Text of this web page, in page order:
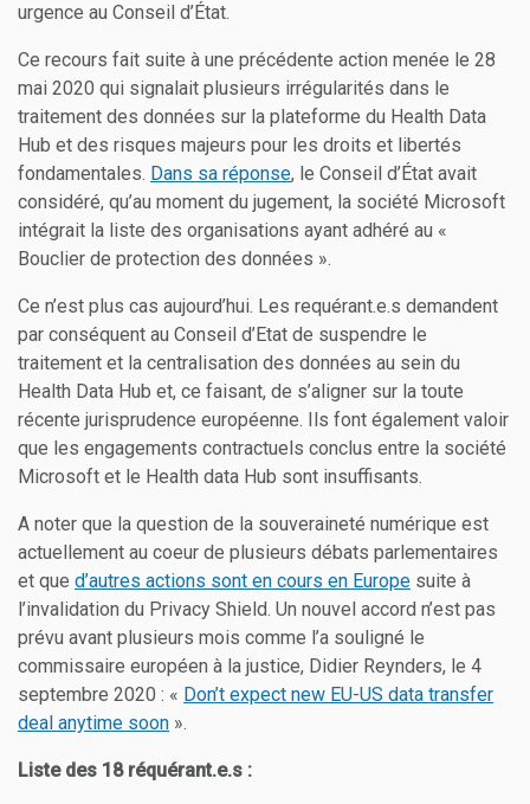
urgence au Conseil d’État.
Ce recours fait suite à une précédente action menée le 28
mai 2020 qui signalait plusieurs irrégularités dans le
traitement des données sur la plateforme du Health Data
Hub et des risques majeurs pour les droits et libertés
fondamentales. Dans sa réponse, le Conseil d’État avait
considéré, qu’au moment du jugement, la société Microsoft
intégrait la liste des organisations ayant adhéré au «
Bouclier de protection des données ».
Ce n’est plus cas aujourd’hui. Les requérant.e.s demandent
par conséquent au Conseil d’Etat de suspendre le
traitement et la centralisation des données au sein du
Health Data Hub et, ce faisant, de s’aligner sur la toute
récente jurisprudence européenne. Ils font également valoir
que les engagements contractuels conclus entre la société
Microsoft et le Health data Hub sont insuffisants.
A noter que la question de la souveraineté numérique est
actuellement au coeur de plusieurs débats parlementaires
et que d’autres actions sont en cours en Europe suite à
l’invalidation du Privacy Shield. Un nouvel accord n’est pas
prévu avant plusieurs mois comme l’a souligné le
commissaire européen à la justice, Didier Reynders, le 4
septembre 2020 : « Don’t expect new EU-US data transfer
deal anytime soon ».
Liste des 18 réquérant.e.s :